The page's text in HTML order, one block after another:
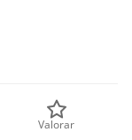
Valorar